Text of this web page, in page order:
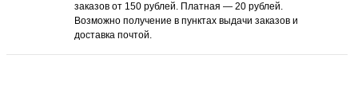
заказов от 150 рублей. Платная — 20 рублей.
Возможно получение в пунктах выдачи заказов и
доставка почтой.